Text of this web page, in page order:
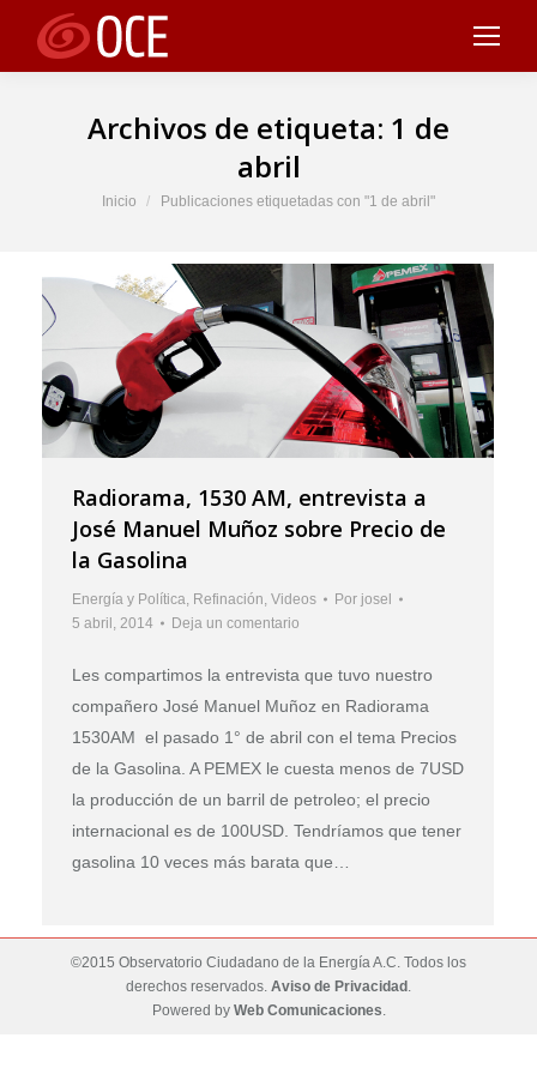
Archivos de etiqueta: 1 de
abril
Estás aquí:
Inicio Publicaciones etiquetadas con "1 de abril"
Radiorama, 1530 AM, entrevista a
José Manuel Muñoz sobre Precio de
la Gasolina
Energía y Política Refinación Videos Por josel
5 abril, 2014
Deja un comentario
Les compartimos la entrevista que tuvo nuestro
compañero José Manuel Muñoz en Radiorama
1530AM el pasado 1° de abril con el tema Precios
de la Gasolina. A PEMEX le cuesta menos de 7USD
la producción de un barril de petroleo; el precio
internacional es de 100USD. Tendríamos que tener
gasolina 10 veces más barata que…
©2015 Observatorio Ciudadano de la Energía A.C. Todos los
derechos reservados. Aviso de Privacidad
Powered by Web Comunicaciones